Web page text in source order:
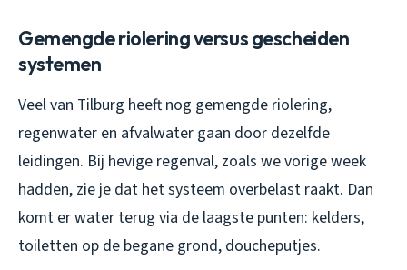
Gemengde riolering versus gescheiden
systemen
Veel van Tilburg heeft nog gemengde riolering,
regenwater en afvalwater gaan door dezelfde
leidingen. Bij hevige regenval, zoals we vorige week
hadden, zie je dat het systeem overbelast raakt. Dan
komt er water terug via de laagste punten: kelders,
toiletten op de begane grond, doucheputjes.